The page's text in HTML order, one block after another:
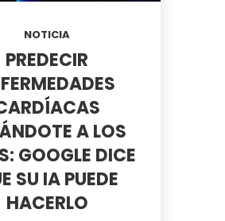
NOTICIA
PREDECIR
A LOS
GOOGLE DICE
SU IA PUEDE
HACERLO